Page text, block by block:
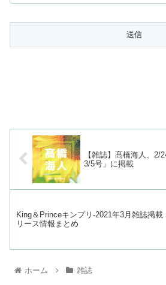
【雑誌】髙橋海人、2/
3/5号」に掲載
King＆Princeキンプリ-2021年3月雑誌掲載
リース情報まとめ
ホーム 雑誌